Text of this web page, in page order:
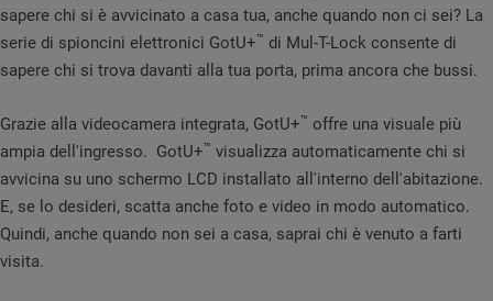
sapere chi si è avvicinato a casa tua, anche quando non ci sei? La
serie di spioncini elettronici GotU+™ di Mul-T-Lock consente di
sapere chi si trova davanti alla tua porta, prima ancora che bussi.
Grazie alla videocamera integrata, GotU+™ offre una visuale più
ampia dell'ingresso. GotU+™ visualizza automaticamente chi si
avvicina su uno schermo LCD installato all'interno dell'abitazione.
E, se lo desideri, scatta anche foto e video in modo automatico.
Quindi, anche quando non sei a casa, saprai chi è venuto a farti
visita.